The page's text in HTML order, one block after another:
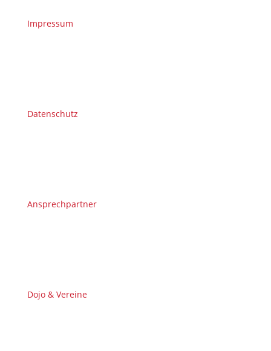
Impressum
Datenschutz
Ansprechpartner
Dojo & Vereine